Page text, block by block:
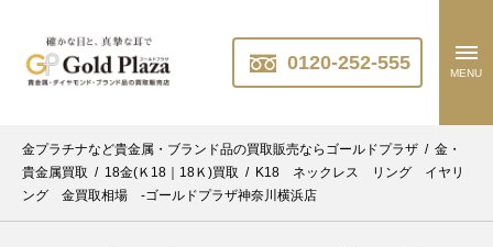
0120-252-555 MENU
金プラチナなど貴金属・ブランド品の買取販売ならゴールドプラザ / 金・
貴金属買取 / 18金(Ｋ18｜18Ｋ)買取 / K18 ネックレス リング イヤリ
ング 金買取相場 -ゴールドプラザ神奈川横浜店